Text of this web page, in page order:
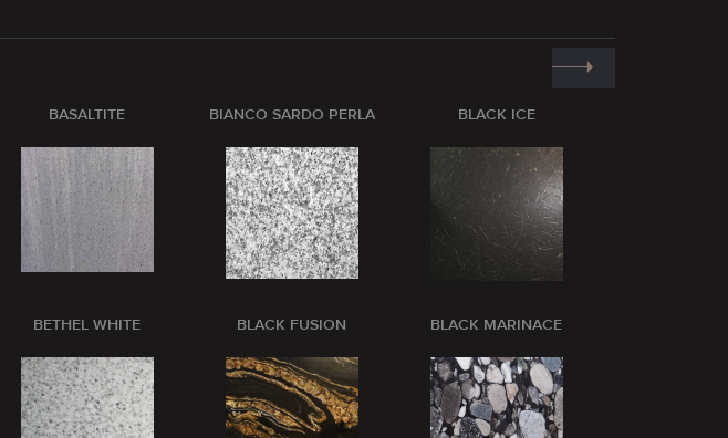
BASALTITE
BETHEL WHITE
BIANCO SARDO PERLA
BLACK FUSION
BLACK ICE
BLACK MARINACE